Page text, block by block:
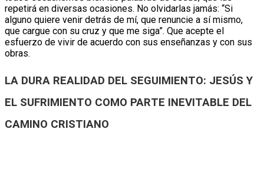
repetirá en diversas ocasiones. No olvidarlas jamás: “Si
alguno quiere venir detrás de mí, que renuncie a sí mismo,
que cargue con su cruz y que me siga”. Que acepte el
esfuerzo de vivir de acuerdo con sus enseñanzas y con sus
obras.
LA DURA REALIDAD DEL SEGUIMIENTO: JESÚS Y
EL SUFRIMIENTO COMO PARTE INEVITABLE DEL
CAMINO CRISTIANO